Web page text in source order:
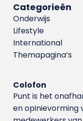
Categorieën
Onderwijs
Lifestyle
International
Themapagina’s
Colofon
Punt is het
en opinievorming